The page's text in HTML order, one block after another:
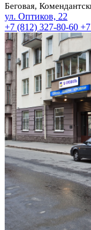
Беговая,
ул. Оптиков, 22
+7 (812) 327-80-60